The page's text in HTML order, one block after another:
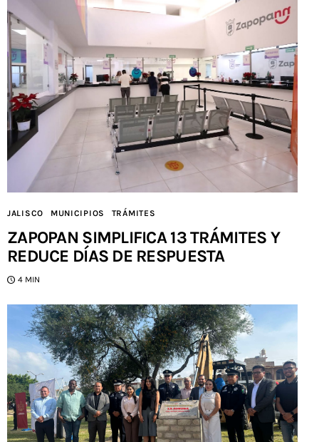
JALISCO MUNICIPIOS TRÁMITES
ZAPOPAN SIMPLIFICA 13 TRÁMITES Y
REDUCE DÍAS DE RESPUESTA
4 MIN